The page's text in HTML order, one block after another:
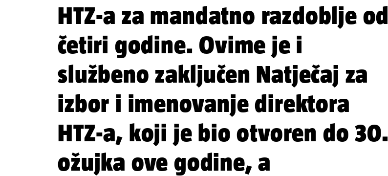
HTZ-a za mandatno razdoblje od
četiri godine. Ovime je i
službeno zaključen Natječaj za
izbor i imenovanje direktora
HTZ-a, koji je bio otvoren do 30.
ožujka ove godine, a